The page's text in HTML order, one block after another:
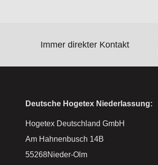
Immer direkter Kontakt
Deutsche Hogetex Niederlassung:
Hogetex Deutschland GmbH
Am Hahnenbusch 14B
55268Nieder-Olm